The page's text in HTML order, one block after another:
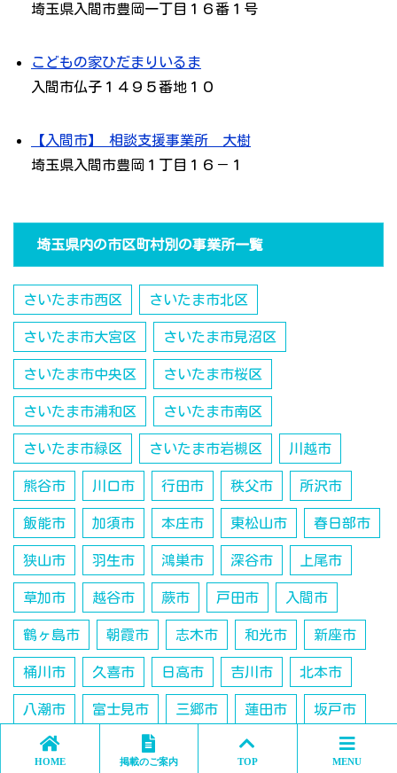
埼玉県入間市豊岡一丁目１６番１号
こどもの家ひだまりいるま
入間市仏子１４９５番地１０
【入間市】 相談支援事業所 大樹
埼玉県入間市豊岡１丁目１６－１
埼玉県内の市区町村別の事業所一覧
さいたま市西区 さいたま市北区
さいたま市大宮区 さいたま市見沼区
さいたま市中央区 さいたま市桜区
さいたま市浦和区 さいたま市南区
さいたま市緑区 さいたま市岩槻区 川越市
熊谷市 川口市 行田市 秩父市 所沢市
飯能市 加須市 本庄市 東松山市 春日部市
狭山市 羽生市 鴻巣市 深谷市 上尾市
草加市 越谷市 蕨市 戸田市 入間市
鶴ヶ島市 朝霞市 志木市 和光市 新座市
桶川市 久喜市 日高市 吉川市 北本市
八潮市 富士見市 三郷市 蓮田市 坂戸市
幸手市 ふじみ野市 北足立郡伊奈町
HOME 掲載のご案内 TOP MENU